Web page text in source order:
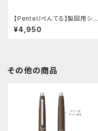
【Pentel/ぺんてる】製図用シャ
ープペンシル 60周年限定3本
セット
¥4,950
その他の商品